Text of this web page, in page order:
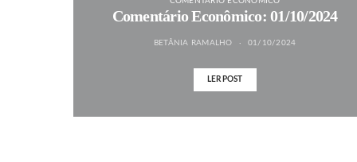
Comentário Econômico: 01/10/2024
BETÂNIA RAMALHO 01/10/2024
LER POST